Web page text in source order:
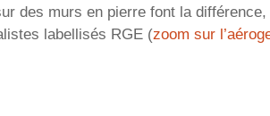
des murs en pierre font la
labellisés RGE (zoom sur